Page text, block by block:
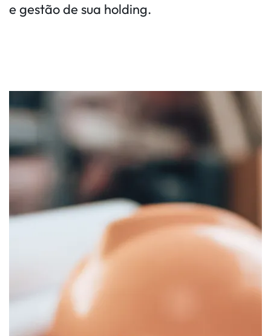
e gestão de sua holding.